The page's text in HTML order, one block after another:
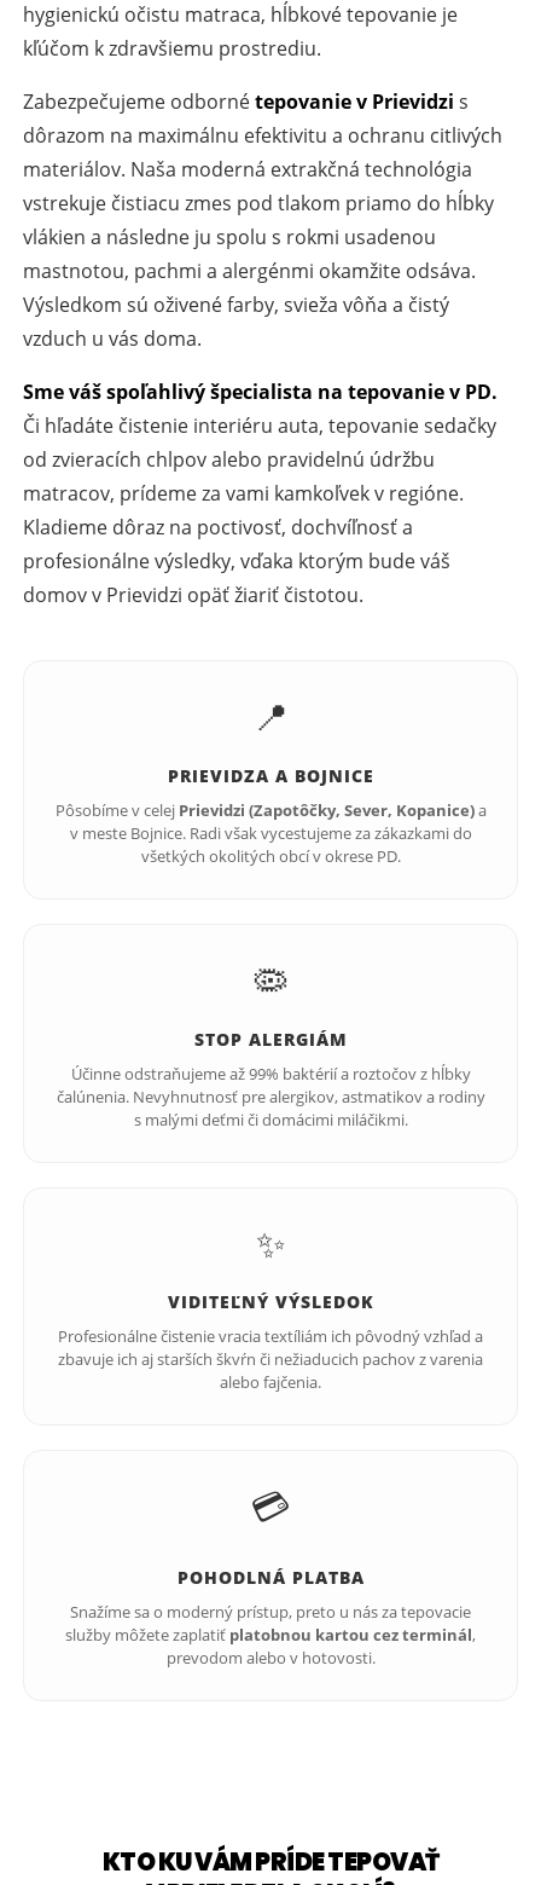
hygienickú očistu matraca, hĺbkové tepovanie je
kľúčom k zdravšiemu prostrediu.
Zabezpečujeme odbornétepovanie v Prievidzi s
dôrazom na maximálnu efektivitu a ochranu citlivých
materiálov. Naša moderná extrakčná technológia
vstrekuje čistiacu zmes pod tlakom priamo do hĺbky
vlákien a následne ju spolu s rokmi usadenou
mastnotou, pachmi a alergénmi okamžite odsáva.
Výsledkom sú oživené farby, svieža vôňa a čistý
vzduch u vás doma.
Sme váš spoľahlivý špecialista na tepovanie v PD.
Či hľadáte čistenie interiéru auta, tepovanie sedačky
od zvieracích chlpov alebo pravidelnú údržbu
matracov, prídeme za vami kamkoľvek v regióne.
Kladieme dôraz na poctivosť, dochvíľnosť a
profesionálne výsledky, vďaka ktorým bude váš
domov v Prievidzi opäť žiariť čistotou.
📍
PRIEVIDZA A BOJNICE
Pôsobíme v celej Prievidzi (Zapotôčky, Sever, Kopanice)a
v meste Bojnice. Radi však vycestujeme za zákazkami do
všetkých okolitých obcí v okrese PD.
🦠
STOP ALERGIÁM
Účinne odstraňujeme až 99% baktérií a roztočov z hĺbky
čalúnenia. Nevyhnutnosť pre alergikov, astmatikov a rodiny
s malými deťmi či domácimi miláčikmi.
✨
VIDITEĽNÝ VÝSLEDOK
Profesionálne čistenie vracia textíliám ich pôvodný vzhľad a
zbavuje ich aj starších škvŕn či nežiaducich pachov z varenia
alebo fajčenia.
💳
POHODLNÁ PLATBA
Snažíme sa o moderný prístup, preto u nás za tepovacie
služby môžete zaplatiť platobnou kartou cez terminál,
prevodom alebo v hotovosti.
KTO KU VÁM PRÍDE TEPOVAŤ